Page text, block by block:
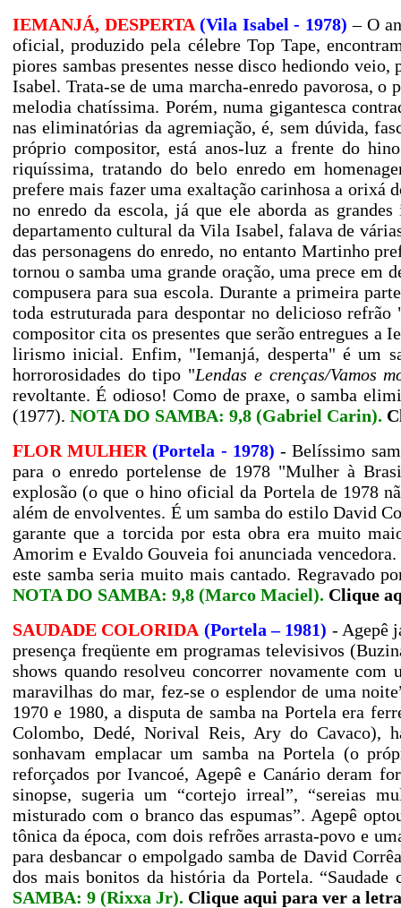
IEMANJÁ, DESPERTA (Vila Isabel - 1978)– O
oficial, produzido pela célebre Top Tape,
piores sambas presentes nesse disco hediondo
Isabel. Trata-se de uma marcha-enredo pavorosa,
melodia chatíssima. Porém, numa gigantesca
nas eliminatórias da agremiação, é, sem dúvida,
próprio compositor, está anos-luz a frente do
riquíssima, tratando do belo enredo em
prefere mais fazer uma exaltação carinhosa a orixá
no enredo da escola, já que ele aborda as
departamento cultural da Vila Isabel, falava de
das personagens do enredo, no entanto Martinho
tornou o samba uma grande oração, uma prece em
compusera para sua escola. Durante a primeira
toda estruturada para despontar no delicioso refrão
compositor cita os presentes que serão entregues a
lirismo inicial. Enfim, "Iemanjá, desperta" é um
horrorosidades do tipo "Lendas e crenças/Vamos
revoltante. É odioso! Como de praxe, o samba
(1977). NOTA DO SAMBA: 9,8 (Gabriel Carin).
FLOR MULHER(Portela - 1978) - Belíssimo
para o enredo portelense de 1978 "Mulher à
explosão (o que o hino oficial da Portela de 1978
além de envolventes. É um samba do estilo David
garante que a torcida por esta obra era muito
Amorim e Evaldo Gouveia foi anunciada
este samba seria muito mais cantado. Regravado
NOTA DO SAMBA: 9,8 (Marco Maciel). Clique
SAUDADE COLORIDA (Portela – 1981) - Agepê
presença freqüente em programas televisivos
shows quando resolveu concorrer novamente
maravilhas do mar, fez-se o esplendor de uma
1970 e 1980, a disputa de samba na Portela era
Colombo, Dedé, Norival Reis, Ary do Cavaco),
sonhavam emplacar um samba na Portela (o
reforçados por Ivancoé, Agepê e Canário deram
sinopse, sugeria um “cortejo irreal”, “sereias
misturado com o branco das espumas”. Agepê
tônica da época, com dois refrões arrasta-povo e
para desbancar o empolgado samba de David
dos mais bonitos da história da Portela.
SAMBA: 9 (Rixxa Jr). Clique aqui para ver a